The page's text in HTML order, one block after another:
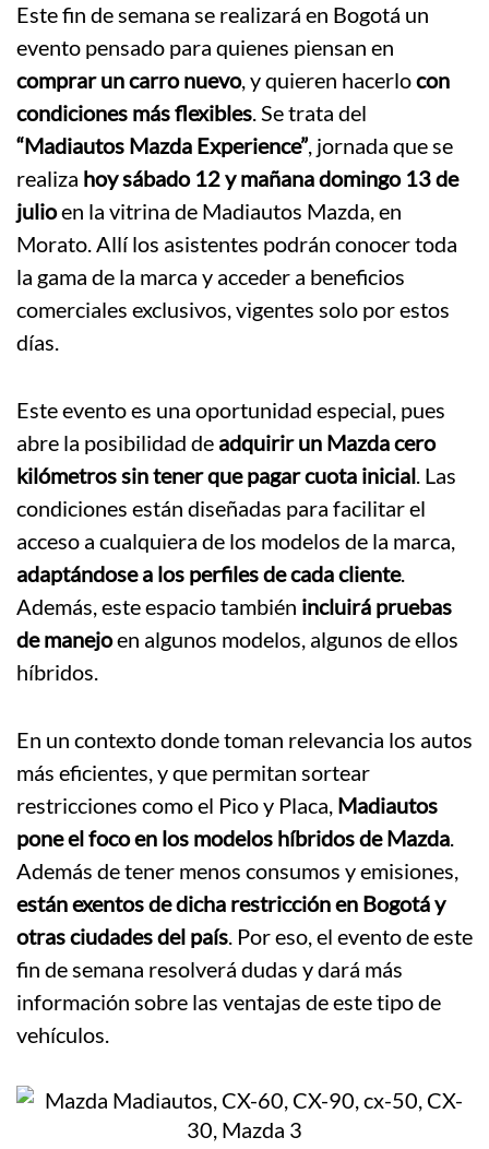
Este fin de semana se realizará en Bogotá un
evento pensado para quienes piensan en
comprar un carro nuevo, y quieren hacerlocon
condiciones más flexibles. Se trata del
“Madiautos Mazda Experience”, jornada que se
realiza hoy sábado 12 y mañana domingo 13 de
julioen la vitrina de Madiautos Mazda, en
Morato. Allí los asistentes podrán conocer toda
la gama de la marca y acceder a beneficios
comerciales exclusivos, vigentes solo por estos
días.
Este evento es una oportunidad especial, pues
abre la posibilidad de adquirir un Mazda cero
kilómetros sin tener que pagar cuota inicial. Las
condiciones están diseñadas para facilitar el
acceso a cualquiera de los modelos de la marca,
adaptándose a los perfiles de cada cliente.
Además, este espacio también incluirá pruebas
de manejoen algunos modelos, algunos de ellos
híbridos.
En un contexto donde toman relevancia los autos
más eficientes, y que permitan sortear
restricciones como el Pico y Placa, Madiautos
pone el foco en los modelos híbridos de Mazda.
Además de tener menos consumos y emisiones,
están exentos de dicha restricción en Bogotá y
otras ciudades del país. Por eso, el evento de este
fin de semana resolverá dudas y dará más
información sobre las ventajas de este tipo de
vehículos.